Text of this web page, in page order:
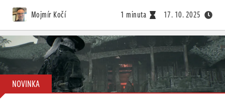
Mojmír Kočí 1 minuta 17. 10. 2025
NOVINKA